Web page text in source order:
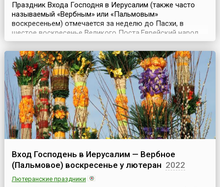
Праздник Входа Господня в Иерусалим (также часто
называемый «Вербным» или «Пальмовым»
воскресеньем) отмечается за неделю до Пасхи, в
шестое воскресенье Великого Поста.Еврейский народ,
находившийся под владычеством Римской империи,
ожидал Мессию как политического освободителя, и
многим казалось, что Чудотворец, способный
воскресить мертвого и накормить несколькими хлебами
пять тысяч человек, и ...
Вход Господень в Иерусалим — Вербное
(Пальмовое) воскресенье у лютеран 2022
Лютеранские праздники